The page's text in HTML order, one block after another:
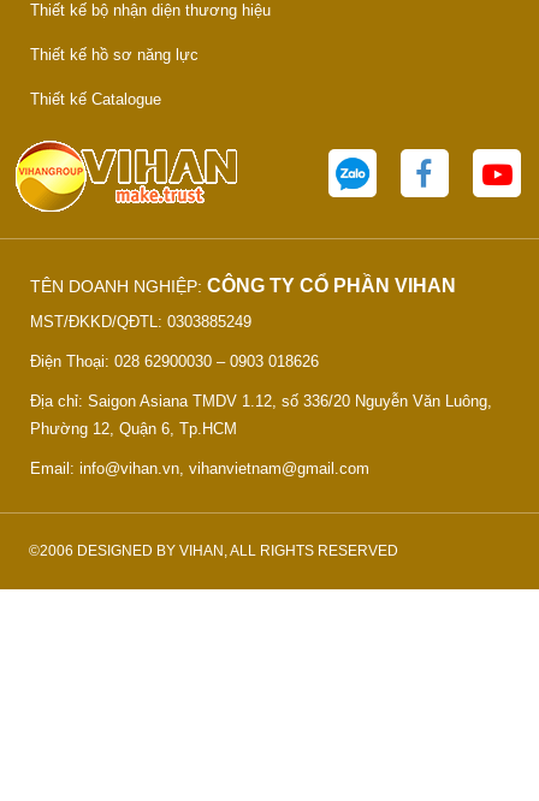
Thiết kế bộ nhận diện thương hiệu
Thiết kế hồ sơ năng lực
Thiết kế Catalogue
TÊN DOANH NGHIỆP: CÔNG TY CỔ PHẦN VIHAN
MST/ĐKKD/QĐTL: 0303885249
Điện Thoại: 028 62900030 – 0903 018626
Địa chỉ: Saigon Asiana TMDV 1.12, số 336/20 Nguyễn Văn Luông,
Phường 12, Quận 6, Tp.HCM
Email: info@vihan.vn, vihanvietnam@gmail.com
©2006 DESIGNED BY VIHAN, ALL RIGHTS RESERVED